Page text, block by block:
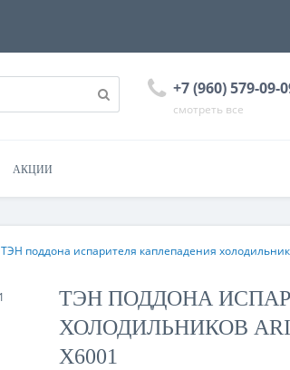
+7 (960) 579-09-
смотреть все
АКЦИИ
ТЭН поддона испарителя каплепадения
ТЭН ПОДДОНА
ХОЛОДИЛЬНИКОВ
X6001